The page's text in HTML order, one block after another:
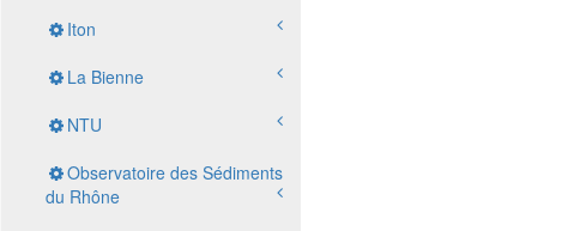
Iton
La Bienne
NTU
Observatoire des Sédiments
du Rhône